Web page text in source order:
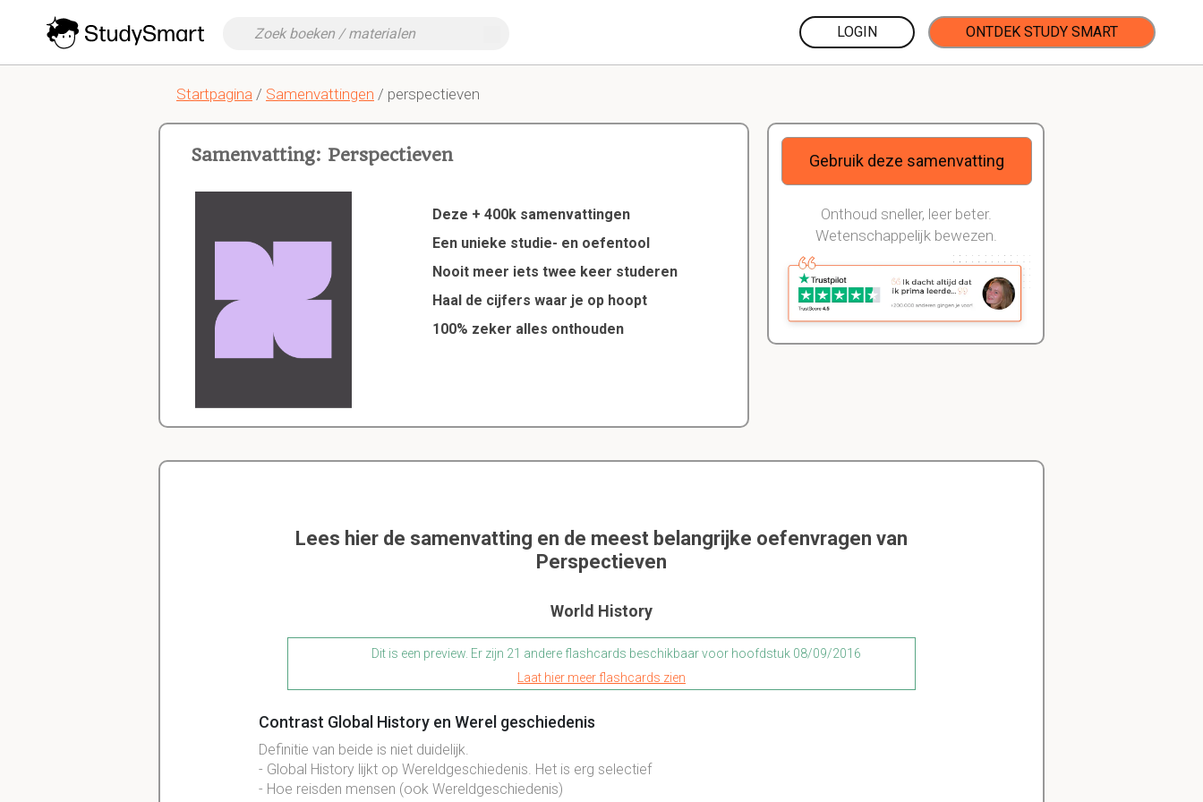
LOGIN ONTDEK STUDY SMART
Startpagina / Samenvattingen / perspectieven
Samenvatting: Perspectieven
Deze + 400k samenvattingen
Een unieke studie- en oefentool
Nooit meer iets twee keer studeren
Haal de cijfers waar je op hoopt
100% zeker alles onthouden
Gebruik deze samenvatting
Onthoud sneller, leer beter.
Wetenschappelijk bewezen.
Lees hier de samenvatting en de meest belangrijke oefenvragen van
Perspectieven
World History
Dit is een preview. Er zijn 21 andere flashcards beschikbaar voor hoofdstuk 08/09/2016
Laat hier meer flashcards zien
Contrast Global History en Werel geschiedenis
Definitie van beide is niet duidelijk.
- Global History lijkt op Wereldgeschiedenis. Het is erg selectief
- Hoe reisden mensen (ook Wereldgeschiedenis)